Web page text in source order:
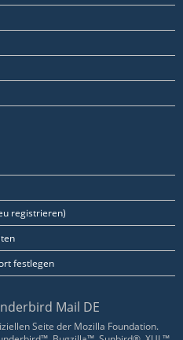
registrieren)
festlegen
Mail DE
Seite der Mozilla Foundation.